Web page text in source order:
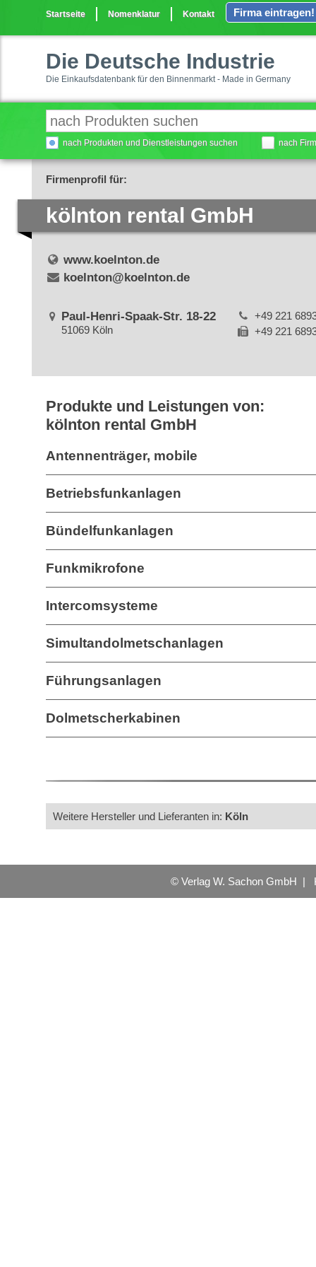
Startseite Nomenklatur Kontakt Firma eintragen!
Die Deutsche Industrie
Die Einkaufsdatenbank für den Binnenmarkt - Made in Germany
nach Produkten und Dienstleistungen suchen nach
Firmenprofil für:
kölnton rental GmbH
www.koelnton.de
koelnton@koelnton.de
Paul-Henri-Spaak-Str. 18-22
51069 Köln
+49 221
+49 221
Produkte und Leistungen von:
kölnton rental GmbH
Antennenträger, mobile
Betriebsfunkanlagen
Bündelfunkanlagen
Funkmikrofone
Intercomsysteme
Simultandolmetschanlagen
Führungsanlagen
Dolmetscherkabinen
Weitere Hersteller und Lieferanten in: Köln
© Verlag W. Sachon GmbH |